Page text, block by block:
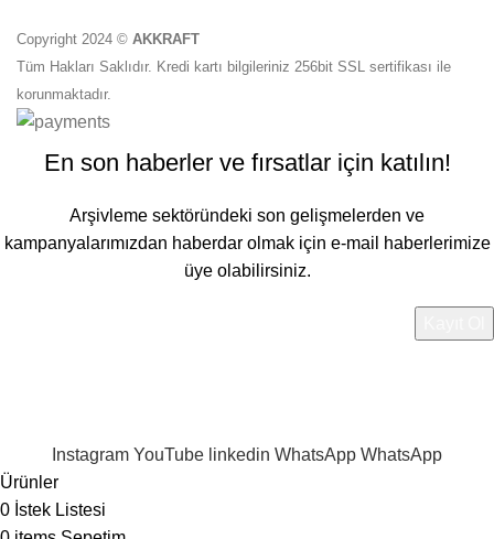
Copyright 2024 © AKKRAFT
Tüm Hakları Saklıdır. Kredi kartı bilgileriniz 256bit SSL sertifikası ile
korunmaktadır.
En son haberler ve fırsatlar için katılın!
Arşivleme sektöründeki son gelişmelerden ve
kampanyalarımızdan haberdar olmak için e-mail haberlerimize
üye olabilirsiniz.
Instagram YouTube linkedin WhatsApp WhatsApp
Ürünler
0 İstek Listesi